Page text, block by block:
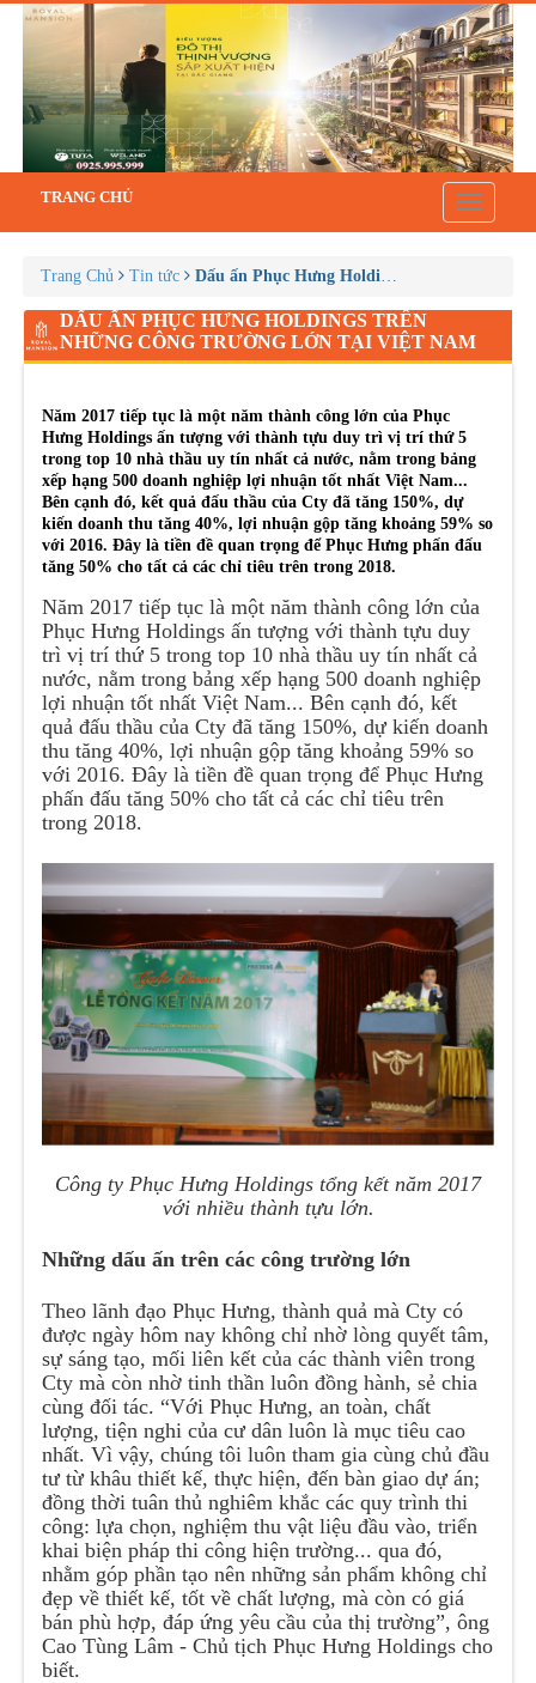
Toggle
TRANG CHỦ
Trang Chủ Tin tức Dấu ấn Phục Hưng Holdings trên những
DẤU ẤN PHỤC HƯNG HOLDINGS TRÊN
NHỮNG CÔNG TRƯỜNG LỚN TẠI VIỆT NAM
Năm 2017 tiếp tục là một năm thành công lớn của Phục
Hưng Holdings ấn tượng với thành tựu duy trì vị trí thứ 5
trong top 10 nhà thầu uy tín nhất cả nước, nằm trong bảng
xếp hạng 500 doanh nghiệp lợi nhuận tốt nhất Việt Nam...
Bên cạnh đó, kết quả đấu thầu của Cty đã tăng 150%, dự
kiến doanh thu tăng 40%, lợi nhuận gộp tăng khoảng 59% so
với 2016. Đây là tiền đề quan trọng để Phục Hưng phấn đấu
tăng 50% cho tất cả các chỉ tiêu trên trong 2018.
Năm 2017 tiếp tục là một năm thành công lớn của
Phục Hưng Holdings ấn tượng với thành tựu duy
trì vị trí thứ 5 trong top 10 nhà thầu uy tín nhất cả
nước, nằm trong bảng xếp hạng 500 doanh nghiệp
lợi nhuận tốt nhất Việt Nam... Bên cạnh đó, kết
quả đấu thầu của Cty đã tăng 150%, dự kiến doanh
thu tăng 40%, lợi nhuận gộp tăng khoảng 59% so
với 2016. Đây là tiền đề quan trọng để Phục Hưng
phấn đấu tăng 50% cho tất cả các chỉ tiêu trên
trong 2018.
Công ty Phục Hưng Holdings tổng kết năm 2017
với nhiều thành tựu lớn.
Những dấu ấn trên các công trường lớn
Theo lãnh đạo Phục Hưng, thành quả mà Cty có
được ngày hôm nay không chỉ nhờ lòng quyết tâm,
sự sáng tạo, mối liên kết của các thành viên trong
Cty mà còn nhờ tinh thần luôn đồng hành, sẻ chia
cùng đối tác. “Với Phục Hưng, an toàn, chất
lượng, tiện nghi của cư dân luôn là mục tiêu cao
nhất. Vì vậy, chúng tôi luôn tham gia cùng chủ đầu
tư từ khâu thiết kế, thực hiện, đến bàn giao dự án;
đồng thời tuân thủ nghiêm khắc các quy trình thi
công: lựa chọn, nghiệm thu vật liệu đầu vào, triển
khai biện pháp thi công hiện trường... qua đó,
nhằm góp phần tạo nên những sản phẩm không chỉ
đẹp về thiết kế, tốt về chất lượng, mà còn có giá
bán phù hợp, đáp ứng yêu cầu của thị trường”, ông
Cao Tùng Lâm - Chủ tịch Phục Hưng Holdings cho
biết.